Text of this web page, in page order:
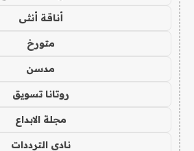
أناقة أنثى
متورخ
مدسن
روتانا تسويق
مجلة الابداع
نادي الترددات